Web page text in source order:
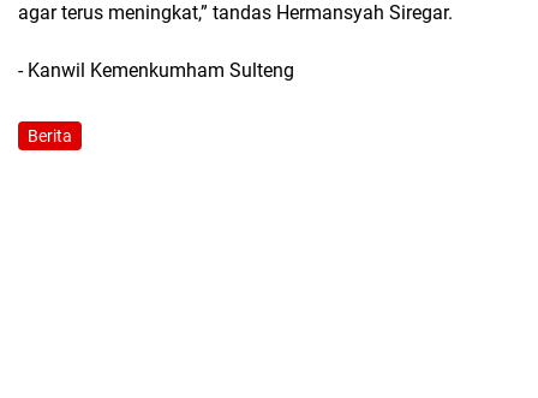
agar terus meningkat,” tandas Hermansyah Siregar.
- Kanwil Kemenkumham Sulteng
Berita